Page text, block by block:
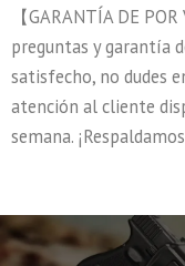
【GARANTÍA DE
preguntas y garantía
satisfecho, no dudes
atención al cliente
semana.